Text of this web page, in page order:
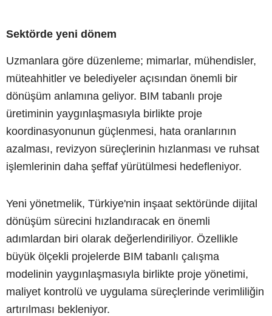
Sektörde yeni dönem
Uzmanlara göre düzenleme; mimarlar, mühendisler,
müteahhitler ve belediyeler açısından önemli bir
dönüşüm anlamına geliyor. BIM tabanlı proje
üretiminin yaygınlaşmasıyla birlikte proje
koordinasyonunun güçlenmesi, hata oranlarının
azalması, revizyon süreçlerinin hızlanması ve ruhsat
işlemlerinin daha şeffaf yürütülmesi hedefleniyor.
Yeni yönetmelik, Türkiye'nin inşaat sektöründe dijital
dönüşüm sürecini hızlandıracak en önemli
adımlardan biri olarak değerlendiriliyor. Özellikle
büyük ölçekli projelerde BIM tabanlı çalışma
modelinin yaygınlaşmasıyla birlikte proje yönetimi,
maliyet kontrolü ve uygulama süreçlerinde verimliliğin
artırılması bekleniyor.